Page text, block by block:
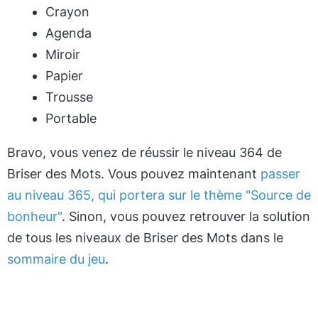
Crayon
Agenda
Miroir
Papier
Trousse
Portable
Bravo, vous venez de réussir le niveau 364 de
Briser des Mots. Vous pouvez maintenant passer
au niveau 365, qui portera sur le thème "Source de
bonheur". Sinon, vous pouvez retrouver la solution
de tous les niveaux de Briser des Mots dans le
sommaire du jeu.